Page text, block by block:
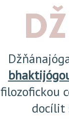
filozofickou
docílit